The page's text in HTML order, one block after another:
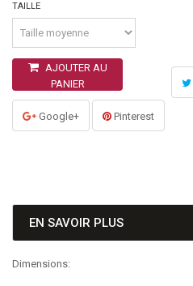
TAILLE
AJOUTER AU
PANIER
Google+ Pinterest
EN SAVOIR PLUS
Dimensions: